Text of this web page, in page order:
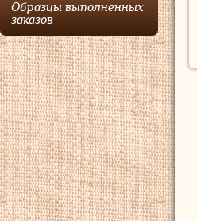
Образцы выполненных
заказов